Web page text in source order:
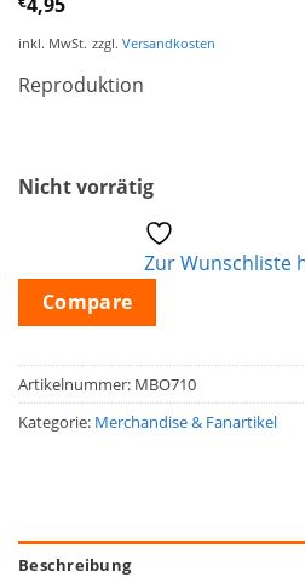
inkl. MwSt. zzgl. Versandkosten
Reproduktion
Nicht vorrätig
Zur Wunschliste
Compare
Artikelnummer: MBO710
Kategorie: Merchandise & Fanartikel
Beschreibung